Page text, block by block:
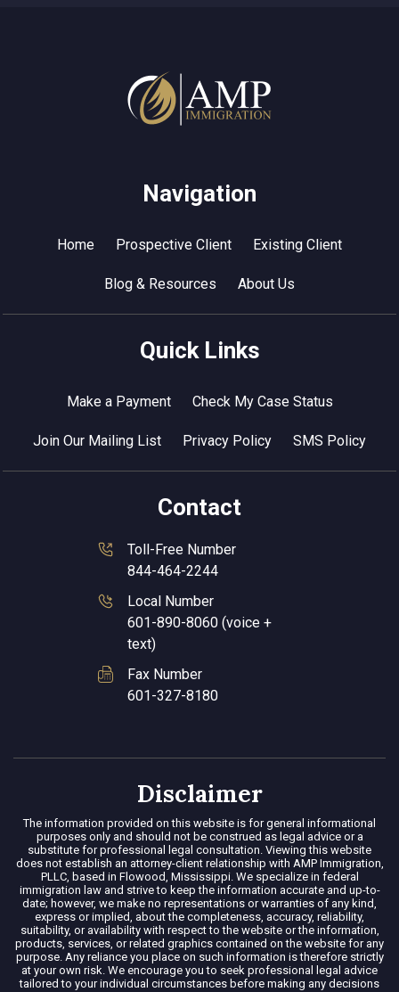
Navigation
Home Prospective Client Existing Client
Blog & Resources About Us
Quick Links
Make a Payment Check My Case Status
Join Our Mailing List Privacy Policy SMS Policy
Contact
Toll-Free Number
844-464-2244
Local Number
601-890-8060 (voice +
text)
Fax Number
601-327-8180
Disclaimer
The information provided on this website is for general informational
purposes only and should not be construed as legal advice or a
substitute for professional legal consultation. Viewing this website
does not establish an attorney-client relationship with AMP Immigration,
PLLC, based in Flowood, Mississippi. We specialize in federal
immigration law and strive to keep the information accurate and up-to-
date; however, we make no representations or warranties of any kind,
express or implied, about the completeness, accuracy, reliability,
suitability, or availability with respect to the website or the information,
products, services, or related graphics contained on the website for any
purpose. Any reliance you place on such information is therefore strictly
at your own risk. We encourage you to seek professional legal advice
tailored to your individual circumstances before making any decisions